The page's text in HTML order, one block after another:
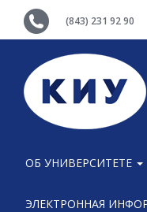
(843) 231 92 90
ОБ УНИВЕРСИТЕТЕ
ЭЛЕКТРОННАЯ